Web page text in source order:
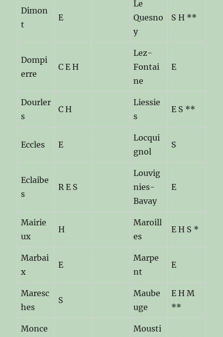
Dimon
t
E
Le
Quesno
y
S H **
Dompi
erre
C E H
Lez-
Fontai
ne
E
Dourler
s
C H
Liessie
s
E S **
Eccles E
Locqui
gnol
S
Eclaibe
s
R E S
Louvig
nies-
Bavay
E
Mairie
ux
H
Maroill
es
E H S *
Marbai
x
E
Marpe
nt
E
Maresc
hes
S
Maube
uge
E H M
**
Monce
Mousti